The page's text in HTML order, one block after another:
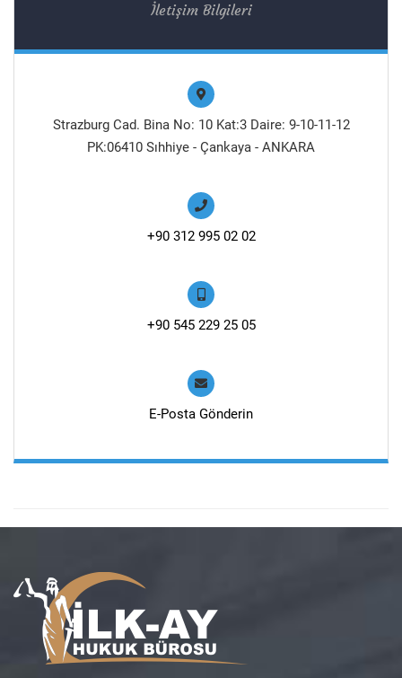
İletişim Bilgileri
Strazburg Cad. Bina No: 10 Kat:3 Daire: 9-10-11-12
PK:06410 Sıhhiye - Çankaya - ANKARA
+90 312 995 02 02
+90 545 229 25 05
E-Posta Gönderin